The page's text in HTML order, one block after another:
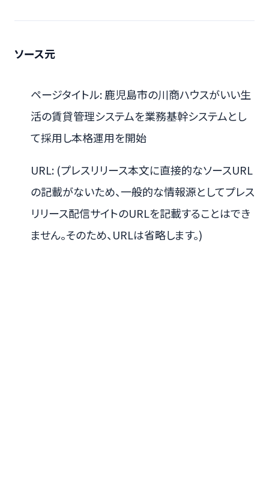
ソース元
ページタイトル: 鹿児島市の川商ハウスがいい生
活の賃貸管理システムを業務基幹システムとし
て採用し本格運用を開始
URL: (プレスリリース本文に直接的なソースURL
の記載がないため、一般的な情報源としてプレス
リリース配信サイトのURLを記載することはでき
ません。そのため、URLは省略します。)